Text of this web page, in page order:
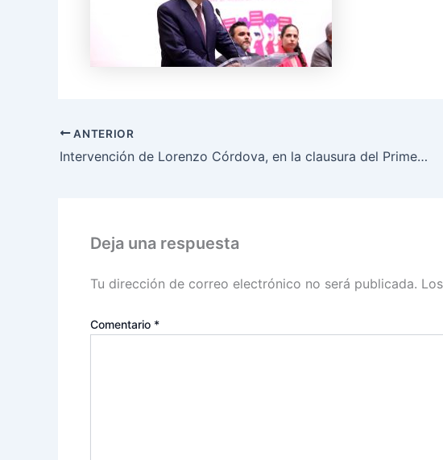
ANTERIOR
Intervención de Lorenzo Córdova, en la clausura del Primer Torneo Nacional México Debate 2019
Deja una respuesta
Tu dirección de correo electrónico no será publicada.
Comentario *